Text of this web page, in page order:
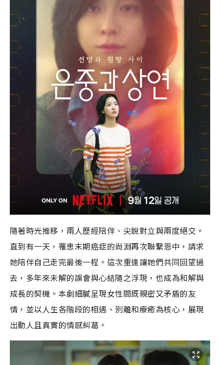
隨著時光推移，兩人歷經陪伴、尖銳對立與兩度絕交。
直到有一天，罹患末期癌症的尚淵再次聯繫恩中，請求
她陪伴自己走完最後一程。這次重逢讓她們共同回望過
去，多年來未解的誤會與心結隨之浮現，也成為和解與
成長的契機。本劇細膩呈現女性間既親密又矛盾的友
情，並以人生各階段的相遇、別離和療癒為核心，展現
出動人且真實的情感糾葛。